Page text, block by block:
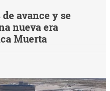
de avance y se
nueva era
Muerta